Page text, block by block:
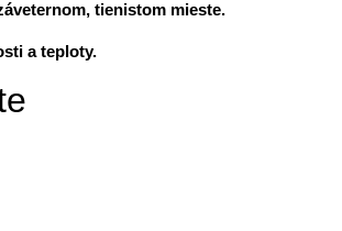
tienistom mieste.
a teploty.